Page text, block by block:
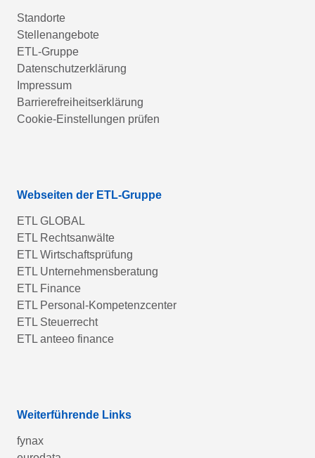
Standorte
Stellenangebote
ETL-Gruppe
Datenschutzerklärung
Impressum
Barrierefreiheitserklärung
Cookie-Einstellungen prüfen
Webseiten der ETL-Gruppe
ETL GLOBAL
ETL Rechtsanwälte
ETL Wirtschaftsprüfung
ETL Unternehmensberatung
ETL Finance
ETL Personal-Kompetenzcenter
ETL Steuerrecht
ETL anteeo finance
Weiterführende Links
fynax